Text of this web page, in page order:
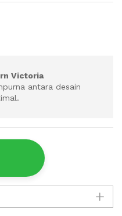
Victoria
antara desain